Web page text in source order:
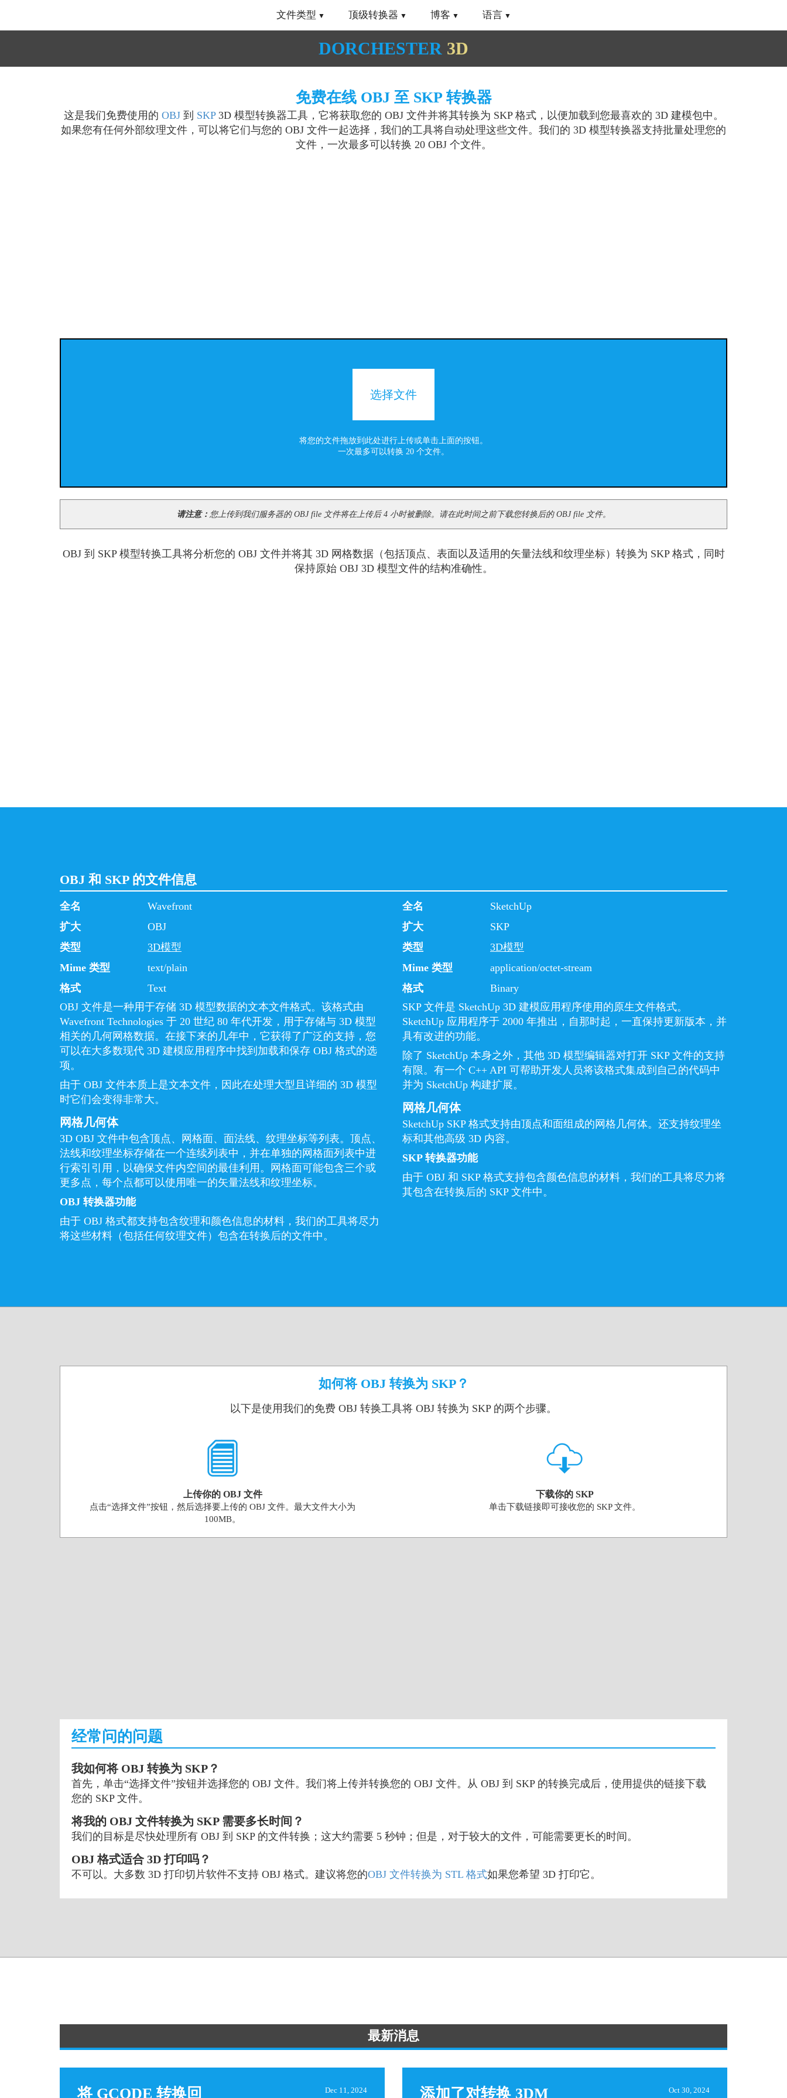
文件类型 顶级转换器 博客 语言
DORCHESTER 3D
免费在线 OBJ 至 SKP 转换器
这是我们免费使用的 OBJ到 SKP3D 模型转换器工具，它将获取您的 OBJ 文件并将其转换为 SKP 格式，以便加载到您最喜欢的 3D 建模包中。
如果您有任何外部纹理文件，可以将它们与您的 OBJ 文件一起选择，我们的工具将自动处理这些文件。我们的 3D 模型转换器支持批量处理您的
文件，一次最多可以转换 20 OBJ 个文件。
选择文件
将您的文件拖放到此处进行上传或单击上面的按钮。
一次最多可以转换 20 个文件。
请注意： 您上传到我们服务器的 OBJ file 文件将在上传后 4 小时被删除。请在此时间之前下载您转换后的 OBJ file 文件。
OBJ 到 SKP 模型转换工具将分析您的 OBJ 文件并将其 3D 网格数据（包括顶点、表面以及适用的矢量法线和纹理坐标）转换为 SKP 格式，同时
保持原始 OBJ 3D 模型文件的结构准确性。
OBJ 和 SKP 的文件信息
全名
Wavefront
扩大
OBJ
类型
3D模型
Mime 类型
text/plain
格式
Text
OBJ 文件是一种用于存储 3D 模型数据的文本文件格式。该格式由
Wavefront Technologies 于 20 世纪 80 年代开发，用于存储与 3D 模型
相关的几何网格数据。在接下来的几年中，它获得了广泛的支持，您
可以在大多数现代 3D 建模应用程序中找到加载和保存 OBJ 格式的选
项。
由于 OBJ 文件本质上是文本文件，因此在处理大型且详细的 3D 模型
时它们会变得非常大。
网格几何体
3D OBJ 文件中包含顶点、网格面、面法线、纹理坐标等列表。顶点、
法线和纹理坐标存储在一个连续列表中，并在单独的网格面列表中进
行索引引用，以确保文件内空间的最佳利用。网格面可能包含三个或
更多点，每个点都可以使用唯一的矢量法线和纹理坐标。
OBJ 转换器功能
由于 OBJ 格式都支持包含纹理和颜色信息的材料，我们的工具将尽力
将这些材料（包括任何纹理文件）包含在转换后的文件中。
全名
SketchUp
扩大
SKP
类型
3D模型
Mime 类型
application/octet-stream
格式
Binary
SKP 文件是 SketchUp 3D 建模应用程序使用的原生文件格式。
SketchUp 应用程序于 2000 年推出，自那时起，一直保持更新版本，并
具有改进的功能。
除了 SketchUp 本身之外，其他 3D 模型编辑器对打开 SKP 文件的支持
有限。有一个 C++ API 可帮助开发人员将该格式集成到自己的代码中
并为 SketchUp 构建扩展。
网格几何体
SketchUp SKP 格式支持由顶点和面组成的网格几何体。还支持纹理坐
标和其他高级 3D 内容。
SKP 转换器功能
由于 OBJ 和 SKP 格式支持包含颜色信息的材料，我们的工具将尽力将
其包含在转换后的 SKP 文件中。
如何将 OBJ 转换为 SKP？
以下是使用我们的免费 OBJ 转换工具将 OBJ 转换为 SKP 的两个步骤。
上传你的 OBJ 文件
点击“选择文件”按钮，然后选择要上传的 OBJ 文件。最大文件大小为
100MB。
下载你的 SKP
单击下载链接即可接收您的 SKP 文件。
经常问的问题
我如何将 OBJ 转换为 SKP？
首先，单击“选择文件”按钮并选择您的 OBJ 文件。我们将上传并转换您的 OBJ 文件。从 OBJ 到 SKP 的转换完成后，使用提供的链接下载
您的 SKP 文件。
将我的 OBJ 文件转换为 SKP 需要多长时间？
我们的目标是尽快处理所有 OBJ 到 SKP 的文件转换；这大约需要 5 秒钟；但是，对于较大的文件，可能需要更长的时间。
OBJ 格式适合 3D 打印吗？
不可以。大多数 3D 打印切片软件不支持 OBJ 格式。建议将您的OBJ 文件转换为 STL 格式如果您希望 3D 打印它。
最新消息
将 GCODE 转换回 Dec 11, 2024 添加了对转换 3DM Oct 30, 2024